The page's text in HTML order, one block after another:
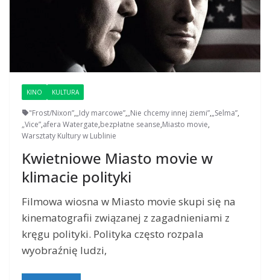
KINO KULTURA
"Frost/Nixon”,„Idy marcowe”,„Nie chcemy innej ziemi”,„Selma”,
„Vice”,afera Watergate,bezpłatne seanse,Miasto movie,
Warsztaty Kultury w Lublinie
Kwietniowe Miasto movie w
klimacie polityki
Filmowa wiosna w Miasto movie skupi się na
kinematografii związanej z zagadnieniami z
kręgu polityki. Polityka często rozpala
wyobraźnię ludzi,